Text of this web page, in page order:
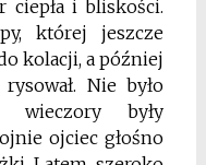
ciepła i bliskości.
której jeszcze
kolacji, a później
Nie było
wieczory były
ojciec głośno